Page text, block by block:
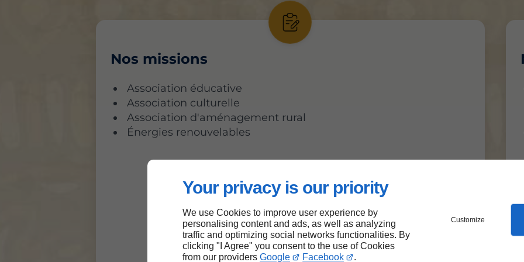
Your privacy is our priority
We use Cookies to improve user experience by
personalising content and ads, as well as analyzing
traffic and optimizing social networks functionalities. By
clicking "I Agree" you consent to the use of Cookies
from our providers Google Facebook .
Customize
Nos missions
Association éducative
Association culturelle
Association d'aménagement rural
Énergies renouvelables